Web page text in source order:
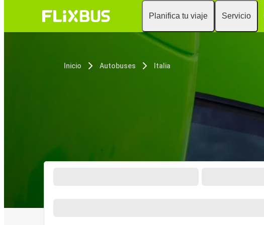
Planifica tu viaje Servicio
Inicio Autobuses Italia